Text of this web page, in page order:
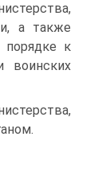
а также
порядке к
воинских